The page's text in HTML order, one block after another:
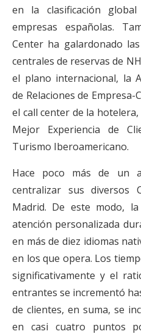
en la clasificación
empresas españolas.
Center ha galardonado
centrales de reservas de
el plano internacional, la
de Relaciones de
el call center de la
Mejor Experiencia de
Turismo Iberoamericano.
Hace poco más de un
centralizar sus diversos
Madrid. De este modo,
atención personalizada
en más de diez idiomas
en los que opera. Los
significativamente y el
entrantes se incrementó
de clientes, en suma, se
en casi cuatro puntos